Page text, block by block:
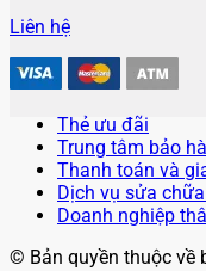
Liên hệ
Thẻ ưu đãi
Trung tâm bảo
Thanh toán và
Dịch vụ sửa
Doanh nghiệp
© Bản quyền thuộc về